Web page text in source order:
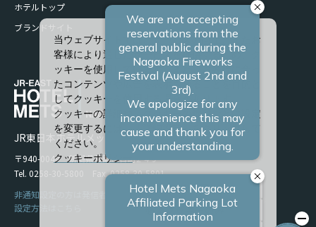
ホテルトップ
ブランドサイト
JR東日本ホテルメッツ 長岡
〒940-0048 新潟県長岡市台町2-4-9
Tel. 0258-30-5800 Fax. 0258-30-5801
非通知設定の方は発信者番号を設定の上お電話ください。
設定方法はこちら
当ウェブサイトでは、サービスの向上、またお
客様により適したサービスを提供するため、ク
ッキーを使用しています。また、お客様に合っ
たコンテンツや広告を表示させることを目的と
してクッキーを使用する場合があります。
クッキーの詳細や、クッキーの種類ごとに設定
を変更するには、「詳細設定」をクリックして
ください。
クッキーポリシー
すべて許可
必須クッキーのみ